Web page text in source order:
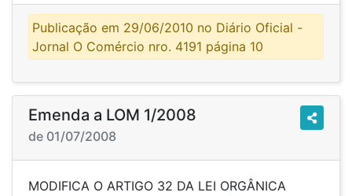
Publicação em 29/06/2010 no Diário Oficial -
Jornal O Comércio nro. 4191 página 10
Emenda a LOM 1/2008
de 01/07/2008
MODIFICA O ARTIGO 32 DA LEI ORGÂNICA